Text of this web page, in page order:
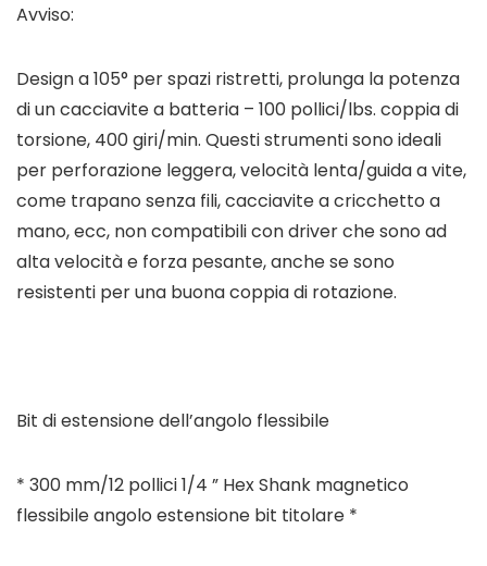
Avviso:
Design a 105° per spazi ristretti, prolunga la potenza
di un cacciavite a batteria – 100 pollici/lbs. coppia di
torsione, 400 giri/min. Questi strumenti sono ideali
per perforazione leggera, velocità lenta/guida a vite,
come trapano senza fili, cacciavite a cricchetto a
mano, ecc, non compatibili con driver che sono ad
alta velocità e forza pesante, anche se sono
resistenti per una buona coppia di rotazione.
Bit di estensione dell’angolo flessibile
* 300 mm/12 pollici 1/4 ” Hex Shank magnetico
flessibile angolo estensione bit titolare *